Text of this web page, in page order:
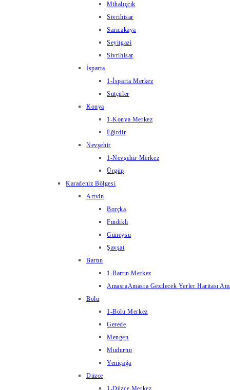
Mihalıçcık
Sivrihisar
Sarıcakaya
Seyitgazi
Sivrihisar
İsparta
1-İsparta Merkez
Sütçüler
Konya
1-Konya Merkez
Eğirdir
Nevşehir
1-Nevşehir Merkez
Ürgüp
Karadeniz Bölgesi
Artvin
Borçka
Fındıklı
Güneysu
Şavşat
Bartın
1-Bartın Merkez
AmasraAmasra Gezilecek Yerler Haritası
Bolu
1-Bolu Merkez
Gerede
Mengen
Mudurnu
Yeniçağa
Düzce
1-Düzce Merkez